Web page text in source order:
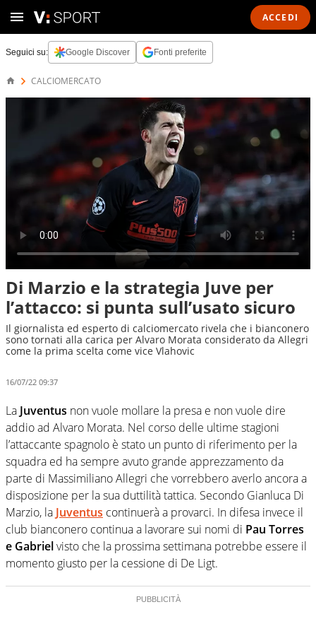
ACCEDI
Seguici su: Google Discover Fonti preferite
CALCIOMERCATO
Di Marzio e la strategia Juve per
l’attacco: si punta sull’usato sicuro
Il giornalista ed esperto di calciomercato rivela che i bianconero
sono tornati alla carica per Alvaro Morata considerato da Allegri
come la prima scelta come vice Vlahovic
16/07/22 09:37
La Juventus non vuole mollare la presa e non vuole dire
addio ad Alvaro Morata. Nel corso delle ultime stagioni
l’attaccante spagnolo è stato un punto di riferimento per la
squadra ed ha sempre avuto grande apprezzamento da
parte di Massimiliano Allegri che vorrebbero averlo ancora a
disposizione per la sua duttilità tattica. Secondo Gianluca Di
Marzio, la Juventus continuerà a provarci. In difesa invece il
club bianconero continua a lavorare sui nomi di Pau Torres
e Gabrielvisto che la prossima settimana potrebbe essere il
momento giusto per la cessione di De Ligt.